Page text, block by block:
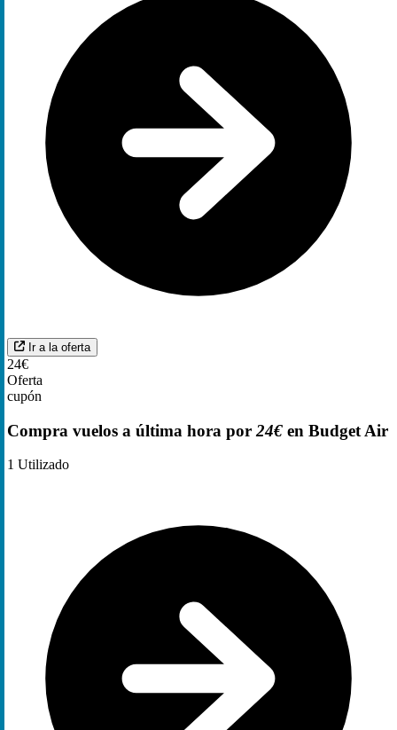
Ir a la oferta
24€
Oferta
cupón
Compra vuelos a última hora por 24€ en Budget Air
1 Utilizado